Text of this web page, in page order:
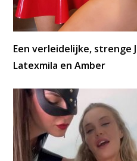
Een verleidelijke, strenge
Latexmila en Amber